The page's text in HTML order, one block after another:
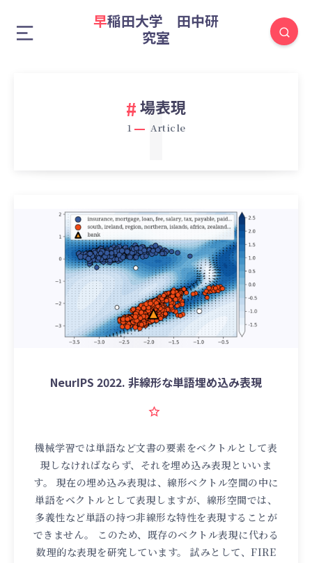
早稲田大学 田中研
究室
場表現
1 Article
1
NeurIPS 2022. 非線形な単語埋め込み表現
機械学習では単語など文書の要素をベクトルとして表
現しなければならず、それを埋め込み表現といいま
す。 現在の埋め込み表現は、線形ベクトル空間の中に
単語をベクトルとして表現しますが、線形空間では、
多義性など単語の持つ非線形な特性を表現することが
できません。 このため、既存のベクトル表現に代わる
数理的な表現を研究しています。 試みとして、FIRE